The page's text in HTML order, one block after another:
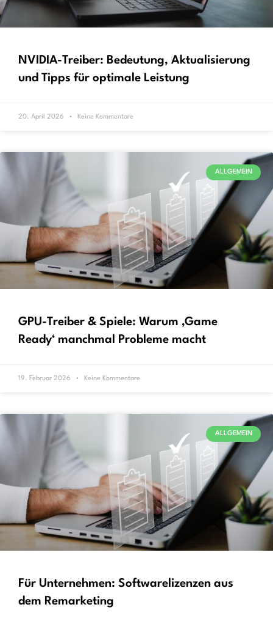
NVIDIA-Treiber: Bedeutung, Aktualisierung
und Tipps für optimale Leistung
20. April 2026 Keine Kommentare
ALLGEMEIN
GPU-Treiber & Spiele: Warum ‚Game
Ready‘ manchmal Probleme macht
19. Februar 2026 Keine Kommentare
ALLGEMEIN
Für Unternehmen: Softwarelizenzen aus
dem Remarketing